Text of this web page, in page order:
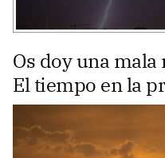
Os doy una
El tiempo en la